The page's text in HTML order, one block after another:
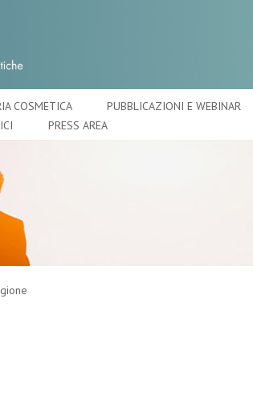
COSMETICA PUBBLICAZIONI E WEBINAR
PRESS AREA